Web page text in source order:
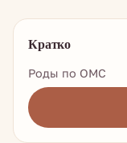
Кратко
Роды по ОМС